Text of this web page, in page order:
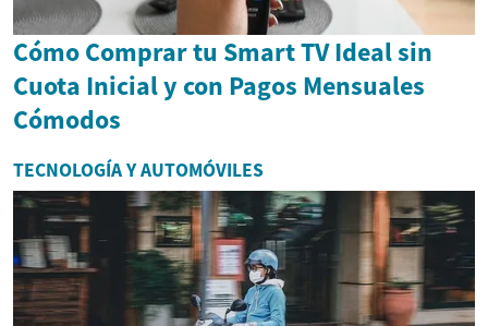
Cómo Comprar tu Smart TV Ideal sin
Cuota Inicial y con Pagos Mensuales
Cómodos
TECNOLOGÍA Y AUTOMÓVILES